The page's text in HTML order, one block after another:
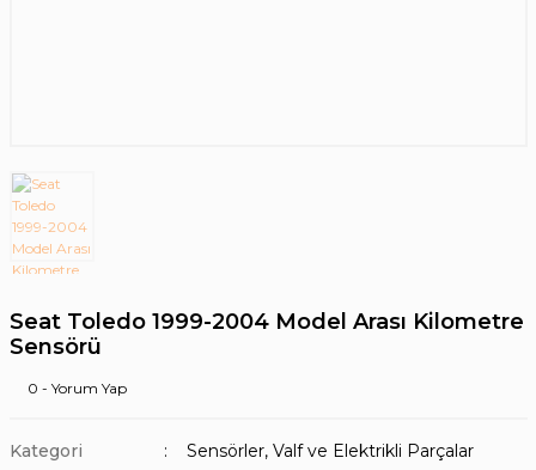
Seat Toledo 1999-2004 Model Arası Kilometre
Sensörü
0 - Yorum Yap
Kategori
Sensörler, Valf ve Elektrikli Parçalar